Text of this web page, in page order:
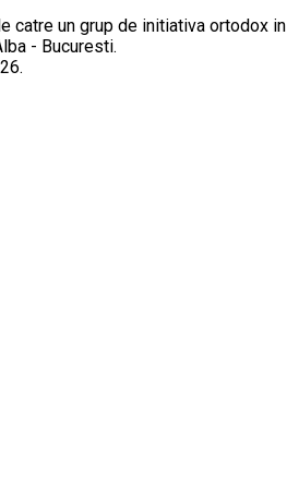
catre un grup de initiativa ortodox in
- Bucuresti.